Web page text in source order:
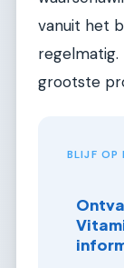
vanuit het
regelmatig.
grootste
BLIJF OP